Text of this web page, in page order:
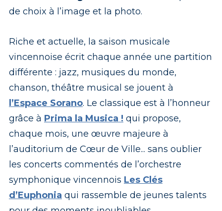
de choix à l’image et la photo.
Riche et actuelle, la saison musicale
vincennoise écrit chaque année une partition
différente : jazz, musiques du monde,
chanson, théâtre musical se jouent à
l’Espace Sorano. Le classique est à l’honneur
grâce à Prima la Musica ! qui propose,
chaque mois, une œuvre majeure à
l’auditorium de Cœur de Ville... sans oublier
les concerts commentés de l’orchestre
symphonique vincennois Les Clés
d’Euphonia qui rassemble de jeunes talents